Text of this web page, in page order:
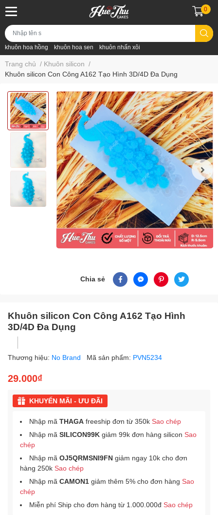
khuôn hoa hồng khuôn hoa sen khuôn nhấn xôi
0
Trang chủ / Khuôn silicon /
Khuôn silicon Con Công A162 Tạo Hình 3D/4D Đa Dụng
Chia sẻ
Khuôn silicon Con Công A162 Tạo Hình
3D/4D Đa Dụng
Thương hiệu: No Brand Mã sản phẩm: PVN5234
29.000₫
KHUYẾN MÃI - ƯU ĐÃI
Nhập mã THAGA freeship đơn từ 350k Sao chép
Nhập mã SILICON99K giảm 99k đơn hàng silicon Sao
chép
Nhập mã OJ5QRMSNI9FN giảm ngay 10k cho đơn
hàng 250k Sao chép
Nhập mã CAMON1 giảm thêm 5% cho đơn hàng Sao
chép
Miễn phí Ship cho đơn hàng từ 1.000.000đ Sao chép